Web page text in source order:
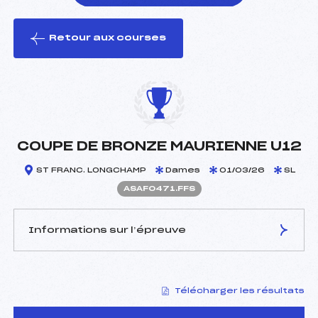
le ski
Retour aux courses
COUPE DE BRONZE MAURIENNE U12
ST FRANC. LONGCHAMP Dames 01/03/26 SL
ASAF0471.FFS
Informations sur l’épreuve
GAINETDINOFF SAMY
(SA)
Télécharger les résultats